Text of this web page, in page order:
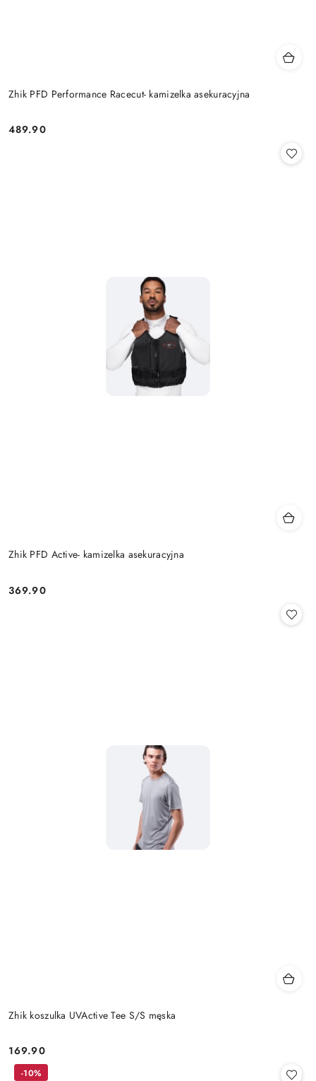
Zhik PFD Performance Racecut- kamizelka asekuracyjna
Cena:
489.90
Zhik PFD Active- kamizelka asekuracyjna
Cena:
369.90
Zhik koszulka UVActive Tee S/S męska
Cena:
169.90
-10%